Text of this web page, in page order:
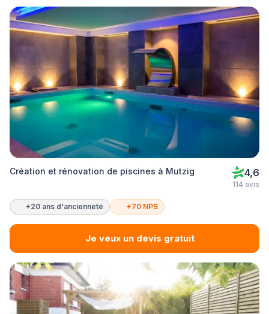
Création et rénovation de piscines à Mutzig 4,6
114 avis
+20 ans d'ancienneté +70 NPS
Je veux un devis gratuit